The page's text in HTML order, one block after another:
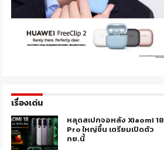
เรื่องเด่น
หลุดสเปกจอหลัง Xiaomi 18
Pro ใหญ่ขึ้น เตรียมเปิดตัว
กย.นี้